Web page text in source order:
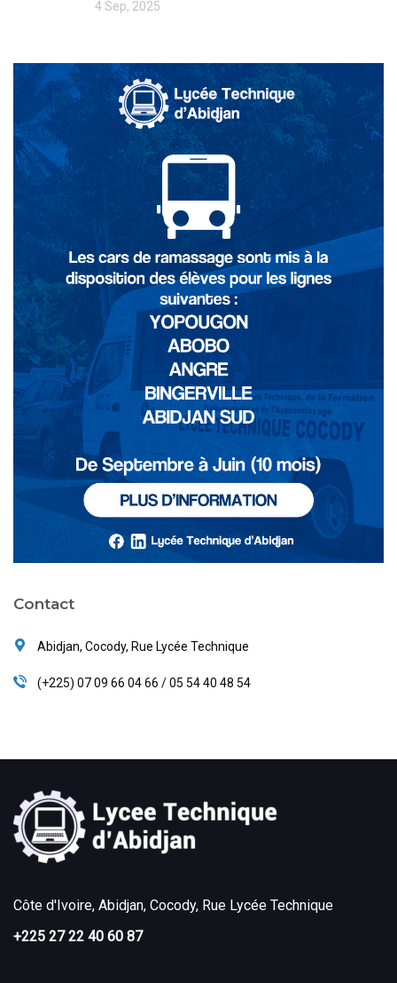
4 Sep, 2025
Contact
Abidjan, Cocody, Rue Lycée Technique
(+225) 07 09 66 04 66 / 05 54 40 48 54
Côte d'Ivoire, Abidjan, Cocody, Rue Lycée Technique
+225 27 22 40 60 87